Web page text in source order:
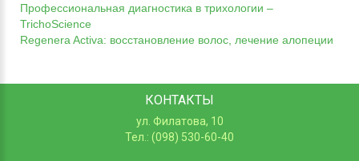
Профессиональная диагностика в трихологии –
TrichoScience
Regenera Activa: восстановление волос, лечение алопеции
КОНТАКТЫ
ул. Филатова, 10
Тел.: (098) 530-60-40